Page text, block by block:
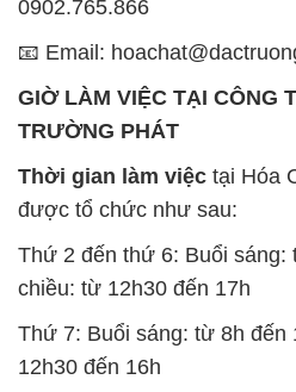
được tổ chức như sau:
Thứ 2 đến thứ 6: Buổi sáng:
chiều: từ 12h30 đến 17h
Thứ 7: Buổi sáng: từ 8h đến
12h30 đến 16h
Chủ nhật: Nghỉ chủ nhật
thủ giờ làm việc để đảm bảo
khách hàng và đảm bảo hiệu